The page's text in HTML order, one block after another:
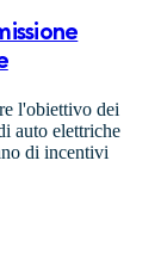
l'obiettivo dei
auto elettriche
di incentivi